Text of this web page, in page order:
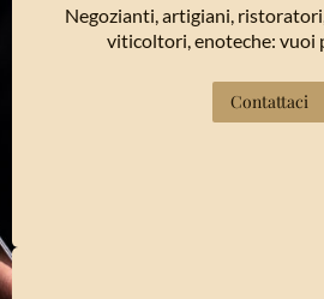
Negozianti, artigiani,
viticoltori, enoteche: vuoi
Contattaci